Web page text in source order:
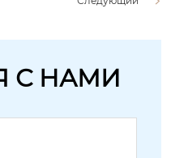
С НАМИ